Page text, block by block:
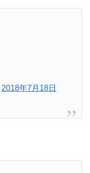
2018年7月18日